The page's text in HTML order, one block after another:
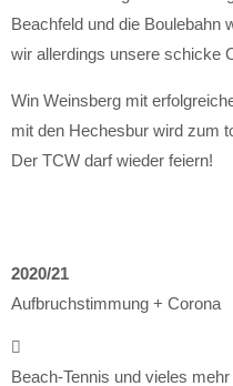
Beachfeld und die Boulebahn
wir allerdings unsere schicke
Win Weinsberg mit
mit den Hechesbur wird zum
Der TCW darf wieder feiern!
2020/21
Aufbruchstimmung + Corona
Beach-Tennis und vieles mehr